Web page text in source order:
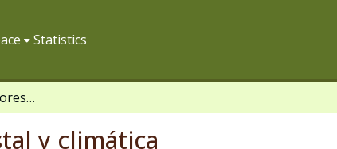
Statistics
Retos de la gestión forestal y climática
y climática